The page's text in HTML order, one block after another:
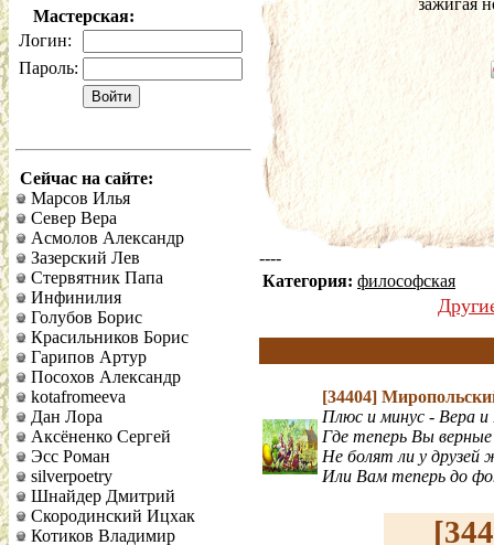
Мастерская:
Логин:
Пароль:
Сейчас на сайте:
Марсов Илья
Север Вера
Асмолов Александр
Зазерский Лев
Стервятник Папа
Инфинилия
Голубов Борис
Красильников Борис
Гарипов Артур
Посохов Александр
kotafromeeva
Дан Лора
Аксёненко Сергей
Эсс Роман
silverpoetry
Шнайдер Дмитрий
Скородинский Ицхак
Котиков Владимир
зажигая
----
Категория: философская
[34404]
Плюс и минус - Вера и
Где теперь Вы верные
Не болят ли у друзей
Или Вам теперь до